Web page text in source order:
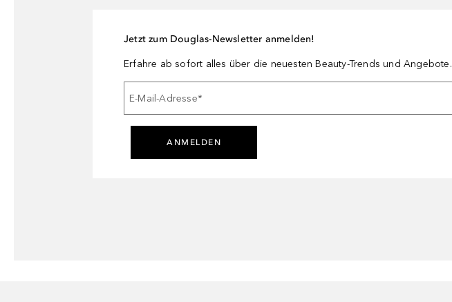
Jetzt zum Douglas-Newsletter anmelden!
Erfahre ab sofort alles über die neuesten Beauty-Trends und Angebote.
E-Mail-Adresse*
ANMELDEN